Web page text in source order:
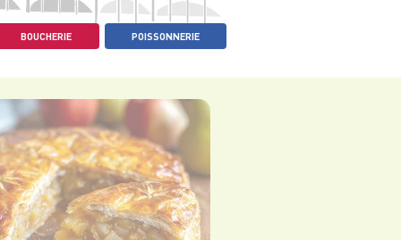
BOUCHERIE POISSONNERIE